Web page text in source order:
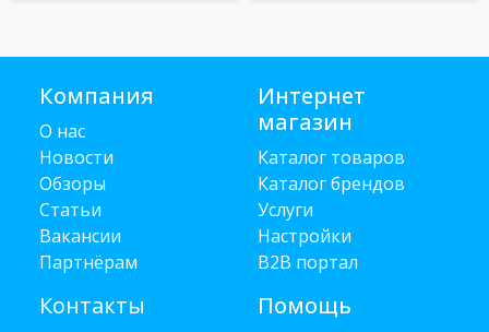
Компания
О нас
Новости
Обзоры
Статьи
Вакансии
Партнёрам
Контакты
Интернет
магазин
Каталог товаров
Каталог брендов
Услуги
Настройки
B2B портал
Помощь